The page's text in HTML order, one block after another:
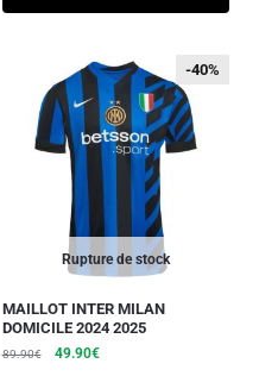
Rupture de stock
-40%
-40%
MAILLOT INTER MILAN
DOMICILE 2024 2025
89.90€ 49.90€